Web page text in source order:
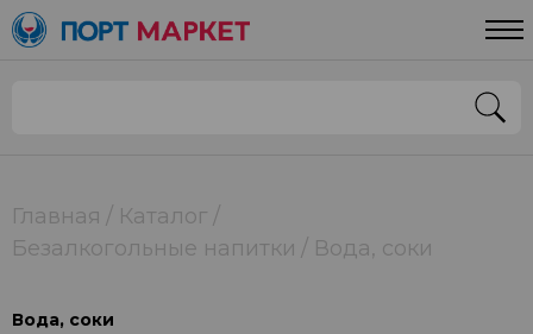
Главная
Каталог
Безалкогольные напитки
Вода, соки
Вода, соки